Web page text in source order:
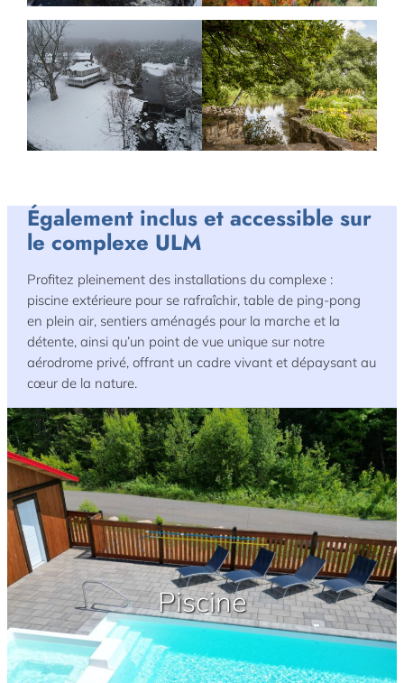
Également inclus et accessible sur
le complexe ULM
Profitez pleinement des installations du complexe :
piscine extérieure pour se rafraîchir, table de ping-pong
en plein air, sentiers aménagés pour la marche et la
détente, ainsi qu’un point de vue unique sur notre
aérodrome privé, offrant un cadre vivant et dépaysant au
cœur de la nature.
Piscine